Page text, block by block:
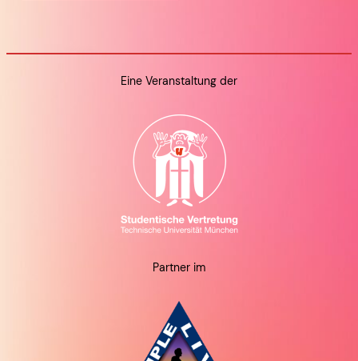
Eine Veranstaltung der
Partner im